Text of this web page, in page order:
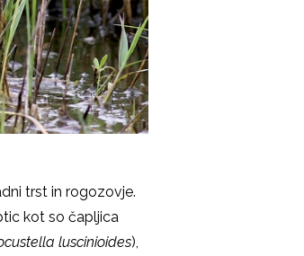
trst in rogozovje.
kot so čapljica
luscinioides),